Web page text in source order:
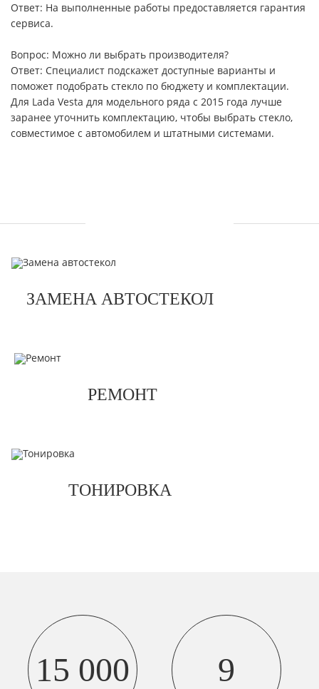
Ответ: На выполненные работы предоставляется гарантия
сервиса.
Вопрос: Можно ли выбрать производителя?
Ответ: Специалист подскажет доступные варианты и
поможет подобрать стекло по бюджету и комплектации.
Для Lada Vesta для модельного ряда с 2015 года лучше
заранее уточнить комплектацию, чтобы выбрать стекло,
совместимое с автомобилем и штатными системами.
ЗАМЕНА АВТОСТЕКОЛ
РЕМОНТ
ТОНИРОВКА
15 000 9